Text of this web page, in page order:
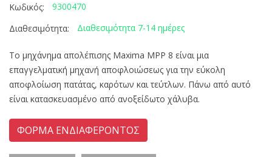
Κωδικός:
9300470
Διαθεσιμότητα:
Διαθεσιμότητα 7-14 ημέρες
Το μηχάνημα απολέπισης Maxima MPP 8 είναι μια
επαγγελματική μηχανή αποφλοιώσεως για την εύκολη
αποφλοίωση πατάτας, καρότων και τεύτλων. Πάνω από αυτό
είναι κατασκευασμένο από ανοξείδωτο χάλυβα.
ΦΟΡΜΑ ΕΝΔΙΑΦΕΡΟΝΤΟΣ